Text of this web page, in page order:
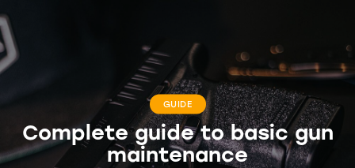
GUIDE
Complete guide to basic gun
maintenance